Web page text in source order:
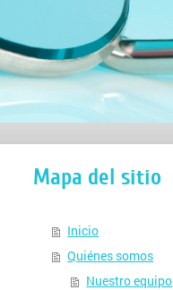
Mapa del sitio
Inicio
Quiénes somos
Nuestro equipo